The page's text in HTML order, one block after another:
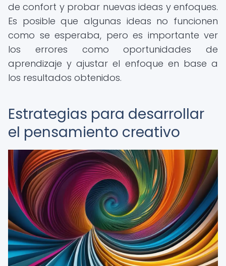
de confort y probar nuevas ideas y enfoques.
Es posible que algunas ideas no funcionen
como se esperaba, pero es importante ver
los errores como oportunidades de
aprendizaje y ajustar el enfoque en base a
los resultados obtenidos.
Estrategias para desarrollar
el pensamiento creativo